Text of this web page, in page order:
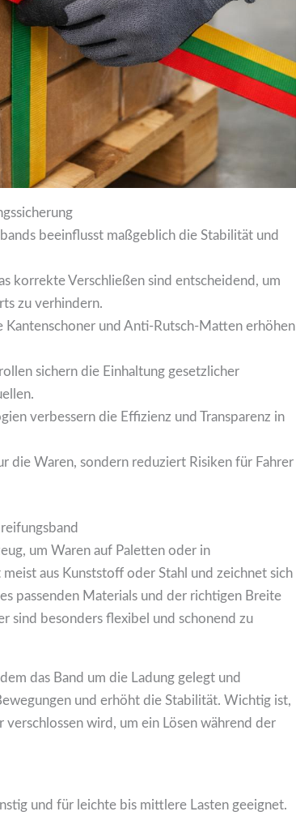
beeinflusst maßgeblich die Stabilität und
korrekte Verschließen sind entscheidend, um
zu verhindern.
Kantenschoner und Anti-Rutsch-Matten erhöhen
sichern die Einhaltung gesetzlicher
verbessern die Effizienz und Transparenz in
die Waren, sondern reduziert Risiken für Fahrer
um Waren auf Paletten oder in
aus Kunststoff oder Stahl und zeichnet sich
passenden Materials und der richtigen Breite
sind besonders flexibel und schonend zu
das Band um die Ladung gelegt und
und erhöht die Stabilität. Wichtig ist,
verschlossen wird, um ein Lösen während der
und für leichte bis mittlere Lasten geeignet.